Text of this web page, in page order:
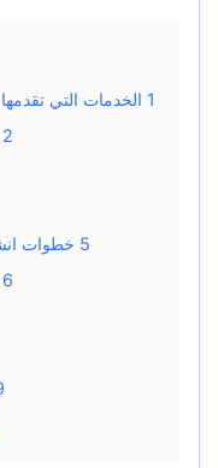
1 الخدمات التي
2
5 خطوات
6